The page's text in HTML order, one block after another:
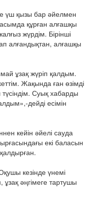
үш қызы бар әйелмен
құрған алғашқы
жүрдім. Бірінші
алғандықтан, алғашқы
ұзақ жүріп қалдым.
Жақында ған өзімді
Суық хабарды
дейді есімін
кейін әйелі сауда
екі баласын
кезінде үнемі
ұзақ әңгімеге тартушы